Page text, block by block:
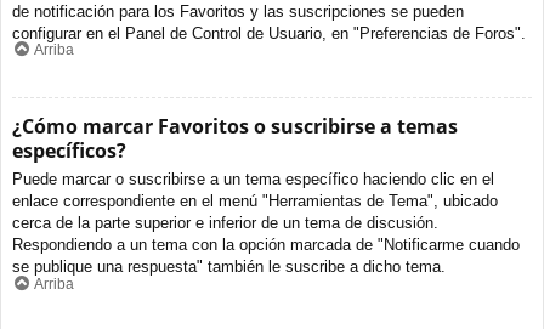
de notificación para los Favoritos y las suscripciones se pueden
configurar en el Panel de Control de Usuario, en "Preferencias de Foros".
Arriba
¿Cómo marcar Favoritos o suscribirse a temas
específicos?
Puede marcar o suscribirse a un tema específico haciendo clic en el
enlace correspondiente en el menú "Herramientas de Tema", ubicado
cerca de la parte superior e inferior de un tema de discusión.
Respondiendo a un tema con la opción marcada de "Notificarme cuando
se publique una respuesta" también le suscribe a dicho tema.
Arriba